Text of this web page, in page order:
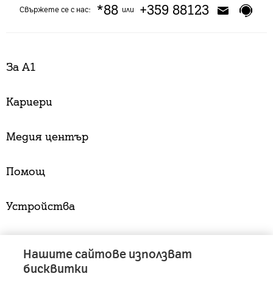
Свържете се с нас: *88или +359 88123
За А1
Кариери
Медия център
Помощ
Устройства
Нашите сайтове използват
бисквитки